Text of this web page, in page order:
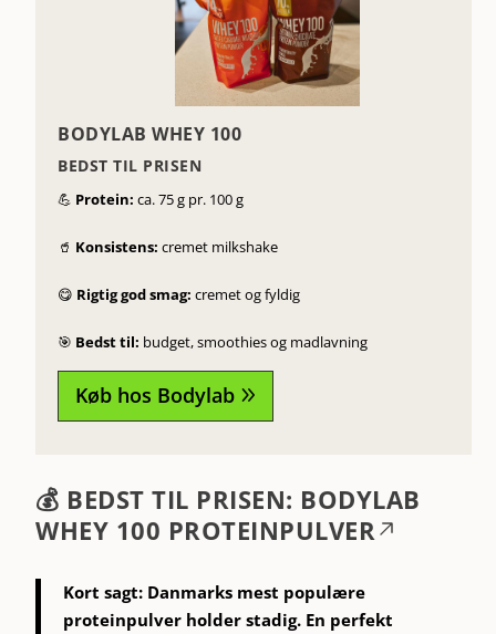
BODYLAB WHEY 100
BEDST TIL PRISEN
💪 Protein: ca. 75 g pr. 100 g
🥤 Konsistens: cremet milkshake
😋 Rigtig god smag: cremet og fyldig
🎯 Bedst til: budget, smoothies og madlavning
Køb hos Bodylab 9
💰 BEDST TIL PRISEN: BODYLAB
WHEY 100 PROTEINPULVER
Kort sagt: Danmarks mest populære
proteinpulver holder stadig. En perfekt